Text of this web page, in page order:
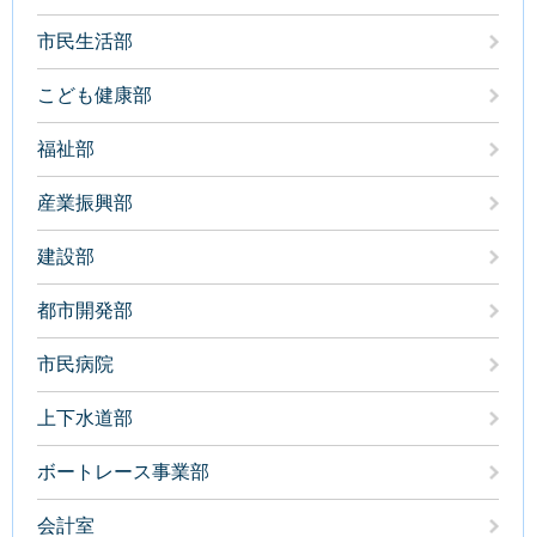
市民生活部
こども健康部
福祉部
産業振興部
建設部
都市開発部
市民病院
上下水道部
ボートレース事業部
会計室